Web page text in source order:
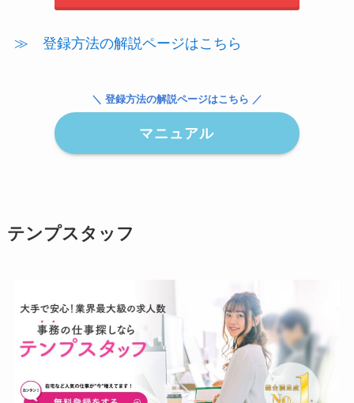
≫ 登録方法の解説ページはこちら
＼ 登録方法の解説ページはこちら ／
マニュアル
テンプスタッフ